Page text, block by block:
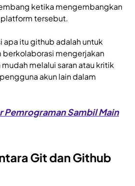
ketika mengembangkan
tersebut.
apa itu github adalah untuk
berkolaborasi mengerjakan
melalui saran atau kritik
akun lain dalam
Pemrograman Sambil Main
Git dan Github